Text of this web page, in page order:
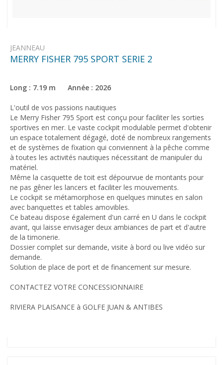
JEANNEAU
MERRY FISHER 795 SPORT SERIE 2
Long : 7.19 m Année : 2026
L'outil de vos passions nautiques
Le Merry Fisher 795 Sport est conçu pour faciliter les sorties
sportives en mer. Le vaste cockpit modulable permet d'obtenir
un espace totalement dégagé, doté de nombreux rangements
et de systèmes de fixation qui conviennent à la pêche comme
à toutes les activités nautiques nécessitant de manipuler du
matériel.
Même la casquette de toit est dépourvue de montants pour
ne pas gêner les lancers et faciliter les mouvements.
Le cockpit se métamorphose en quelques minutes en salon
avec banquettes et tables amovibles.
Ce bateau dispose également d'un carré en U dans le cockpit
avant, qui laisse envisager deux ambiances de part et d'autre
de la timonerie.
Dossier complet sur demande, visite à bord ou live vidéo sur
demande.
Solution de place de port et de financement sur mesure.
CONTACTEZ VOTRE CONCESSIONNAIRE
RIVIERA PLAISANCE à GOLFE JUAN & ANTIBES